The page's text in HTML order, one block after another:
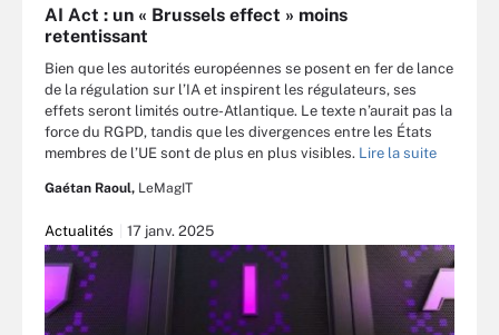
AI Act : un « Brussels effect » moins
retentissant
Bien que les autorités européennes se posent en fer de lance
de la régulation sur l’IA et inspirent les régulateurs, ses
effets seront limités outre-Atlantique. Le texte n’aurait pas la
force du RGPD, tandis que les divergences entre les États
membres de l’UE sont de plus en plus visibles. Lire la suite
Gaétan Raoul, LeMagIT
Actualités 17 janv. 2025